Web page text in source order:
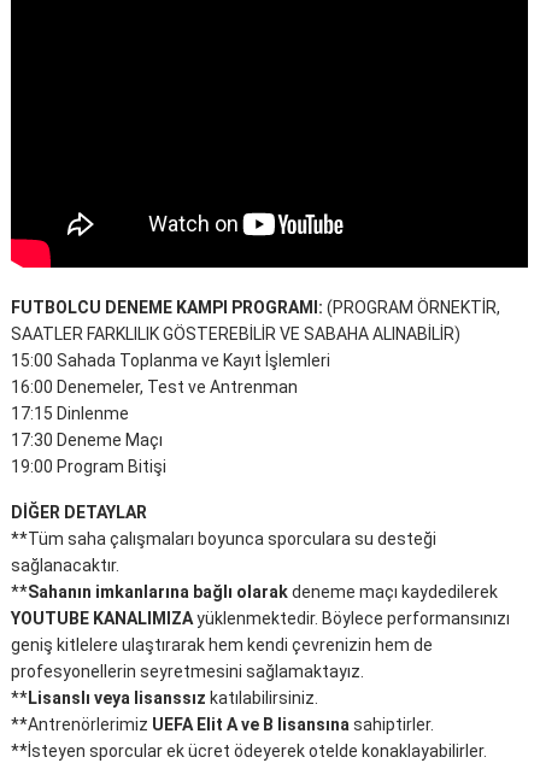
FUTBOLCU DENEME KAMPI PROGRAMI: (PROGRAM ÖRNEKTİR,
SAATLER FARKLILIK GÖSTEREBİLİR VE SABAHA ALINABİLİR)
15:00 Sahada Toplanma ve Kayıt İşlemleri
16:00 Denemeler, Test ve Antrenman
17:15 Dinlenme
17:30 Deneme Maçı
19:00 Program Bitişi
DİĞER DETAYLAR
**Tüm saha çalışmaları boyunca sporculara su desteği
sağlanacaktır.
**Sahanın imkanlarına bağlı olarakdeneme maçı kaydedilerek
YOUTUBE KANALIMIZAyüklenmektedir. Böylece performansınızı
geniş kitlelere ulaştırarak hem kendi çevrenizin hem de
profesyonellerin seyretmesini sağlamaktayız.
**Lisanslı veya lisanssız katılabilirsiniz.
**Antrenörlerimiz UEFA Elit A ve B lisansına sahiptirler.
**İsteyen sporcular ek ücret ödeyerek otelde konaklayabilirler.